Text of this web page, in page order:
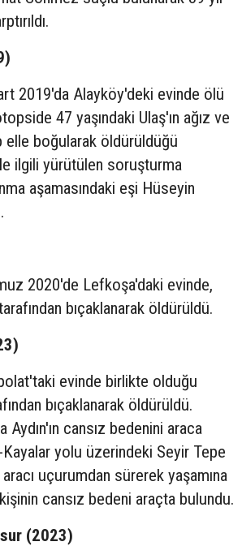
2019'da Alayköy'deki evinde ölü
47 yaşındaki Ulaş'ın ağız ve
elle boğularak öldürüldüğü
ilgili yürütülen soruşturma
aşamasındaki eşi Hüseyin
2020'de Lefkoşa'daki evinde,
bıçaklanarak öldürüldü.
evinde birlikte olduğu
bıçaklanarak öldürüldü.
Aydın'ın cansız bedenini araca
yolu üzerindeki Seyir Tepe
uçurumdan sürerek yaşamına
cansız bedeni araçta bulundu.
(2023)